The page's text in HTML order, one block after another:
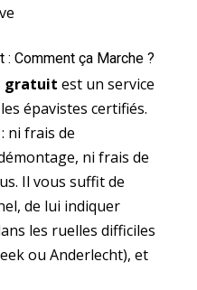
: Comment ça Marche ?
gratuit est un service
épavistes certifiés.
ni frais de
ni frais de
Il vous suffit de
de lui indiquer
les ruelles difficiles
ou Anderlecht), et